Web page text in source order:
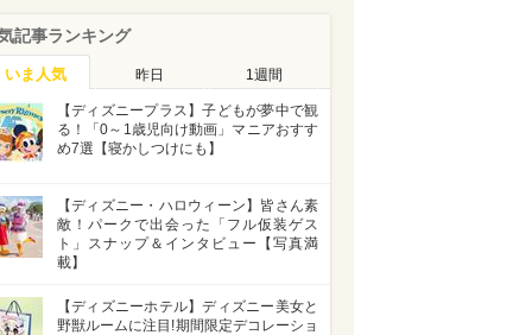
記事ランキング
いま人気 昨日 1週間
【ディズニープラス】子どもが夢中で観
る！「0～1歳児向け動画」マニアおすす
め7選【寝かしつけにも】
【ディズニー・ハロウィーン】皆さん素
敵！パークで出会った「フル仮装ゲス
ト」スナップ＆インタビュー【写真満
載】
【ディズニーホテル】ディズニー美女と
野獣ルームに注目!期間限定デコレーショ